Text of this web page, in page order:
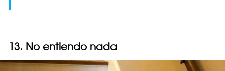
13. No entiendo nada